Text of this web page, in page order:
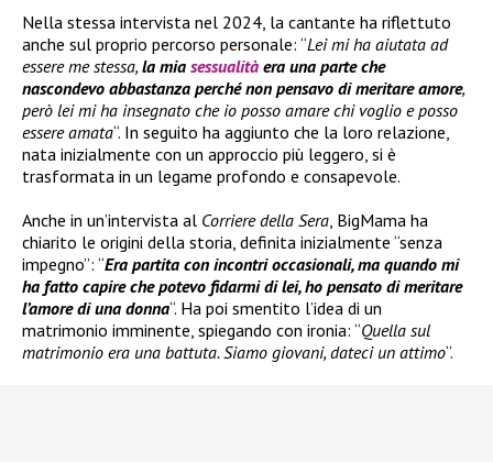
Nella stessa intervista nel 2024, la cantante ha riflettuto
anche sul proprio percorso personale: “Lei mi ha aiutata ad
essere me stessa, la mia sessualità era una parte che
nascondevo abbastanza perché non pensavo di meritare amore,
però lei mi ha insegnato che io posso amare chi voglio e posso
essere amata“. In seguito ha aggiunto che la loro relazione,
nata inizialmente con un approccio più leggero, si è
trasformata in un legame profondo e consapevole.
Anche in un’intervista al Corriere della Sera, BigMama ha
chiarito le origini della storia, definita inizialmente “senza
impegno”: “Era partita con incontri occasionali, ma quando mi
ha fatto capire che potevo fidarmi di lei, ho pensato di meritare
l’amore di una donna“. Ha poi smentito l’idea di un
matrimonio imminente, spiegando con ironia: “Quella sul
matrimonio era una battuta. Siamo giovani, dateci un attimo“.